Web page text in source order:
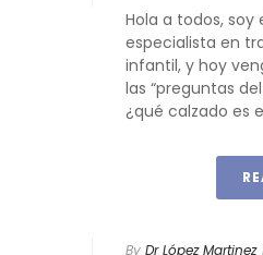
Hola a todos, soy
especialista en
infantil, y hoy
las “preguntas
¿qué calzado es
By Dr López Martinez